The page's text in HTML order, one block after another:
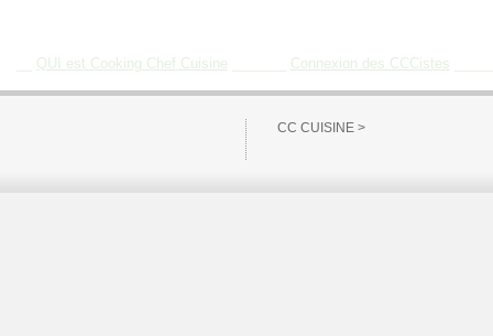
QUI est Cooking Chef Cuisine Connexion des CCCistes
CC CUISINE >